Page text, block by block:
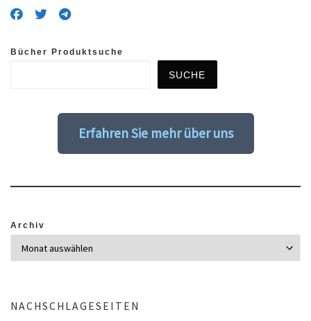
Bücher Produktsuche
SUCHE
Erfahren Sie mehr über uns
Archiv
NACHSCHLAGESEITEN